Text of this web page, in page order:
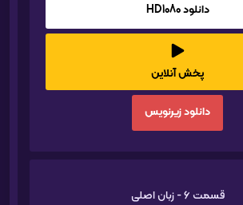
دانلود HD1080
پخش آنلاین
دانلود زیرنویس
قسمت 6 - زبان اصلی